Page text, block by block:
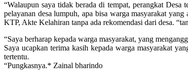
“Walaupun saya tidak berada di tempat, perangkat
pelayanan desa lumpuh, apa bisa warga masyarakat
KTP, Akte Kelahiran tanpa ada rekomendasi dari desa.
“Saya berharap kepada warga masyarakat, yang
Saya ucapkan terima kasih kepada warga masyarakat
tertentu.
“Pungkasnya.* Zainal bharindo